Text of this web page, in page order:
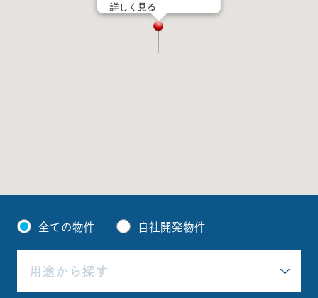
詳しく見る
全ての物件 自社開発物件